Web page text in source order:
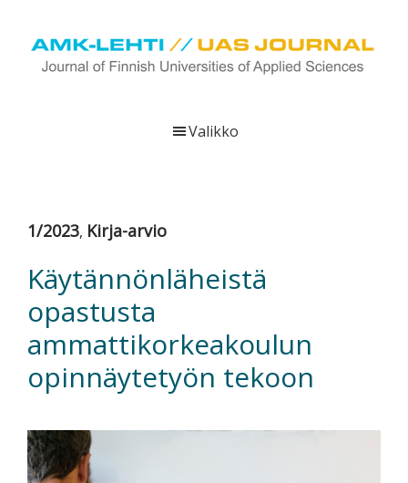
Hyppää
pääsisältöön
Hyppää
ensisijaiseen
Hyppää
alatunnisteeseen
viestittää
tutkimus-,
kehittämis-
innovaatiotoiminnasta
sekä
ammattikorkeakoulutusta
tutkimuksesta
kaikille
Valikko
1/2023, Kirja-arvio
Käytännönläheistä
opastusta
ammattikorkeakoulun
opinnäytetyön tekoon